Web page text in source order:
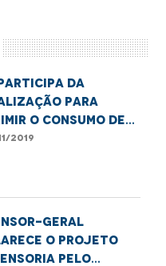
participa da
para
o consumo de
entre
2019
geral
o projeto
pelo